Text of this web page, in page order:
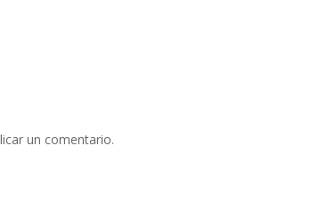
un comentario.